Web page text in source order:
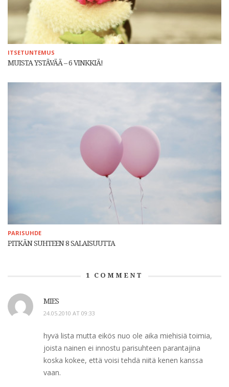
ITSETUNTEMUS
MUISTA YSTÄVÄÄ – 6 VINKKIÄ!
PARISUHDE
PITKÄN SUHTEEN 8 SALAISUUTTA
1 COMMENT
MIES
24.05.2010 AT 09:33
hyvä lista mutta eikös nuo ole aika miehisiä toimia,
joista nainen ei innostu parisuhteen parantajina
koska kokee, että voisi tehdä niitä kenen kanssa
vaan.